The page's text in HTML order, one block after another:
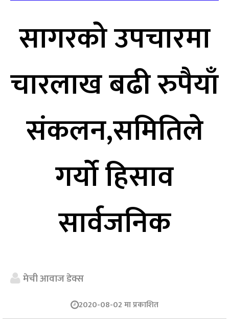
सागरको उपचारमा
चारलाख बढी रुपैयाँ
संकलन,समितिले
गर्यो हिसाव
सार्वजनिक
मेची आवाज डेक्स
2020-08-02 मा प्रकाशित